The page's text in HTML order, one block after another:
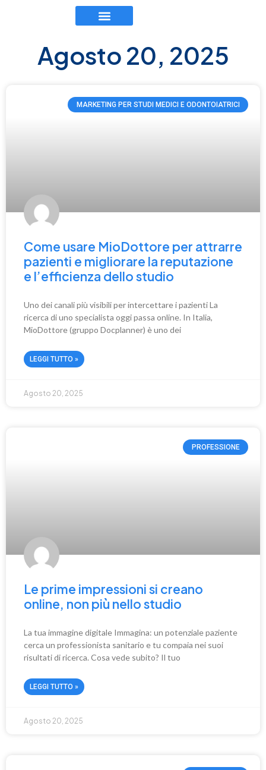
Agosto 20, 2025
MARKETING PER STUDI MEDICI E ODONTOIATRICI
Come usare MioDottore per attrarre
pazienti e migliorare la reputazione
e l’efficienza dello studio
Uno dei canali più visibili per intercettare i pazienti La
ricerca di uno specialista oggi passa online. In Italia,
MioDottore (gruppo Docplanner) è uno dei
LEGGI TUTTO »
Agosto 20, 2025
PROFESSIONE
Le prime impressioni si creano
online, non più nello studio
La tua immagine digitale Immagina: un potenziale paziente
cerca un professionista sanitario e tu compaia nei suoi
risultati di ricerca. Cosa vede subito? Il tuo
LEGGI TUTTO »
Agosto 20, 2025